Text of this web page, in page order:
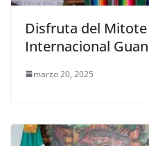
Disfruta del
Internacional
marzo 20, 2025